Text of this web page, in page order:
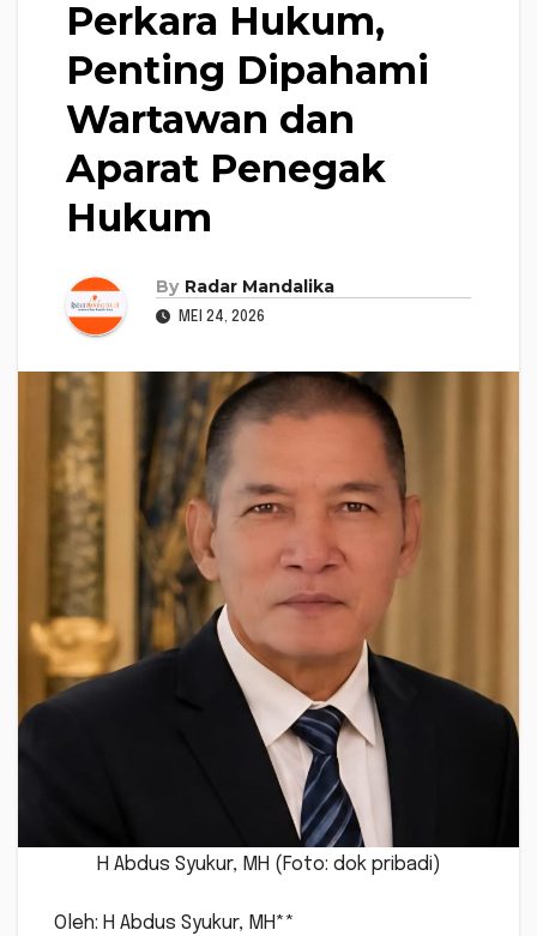
Perkara Hukum,
Penting Dipahami
Wartawan dan
Aparat Penegak
Hukum
By Radar Mandalika
MEI 24, 2026
H Abdus Syukur, MH (Foto: dok pribadi)
Oleh: H Abdus Syukur, MH**